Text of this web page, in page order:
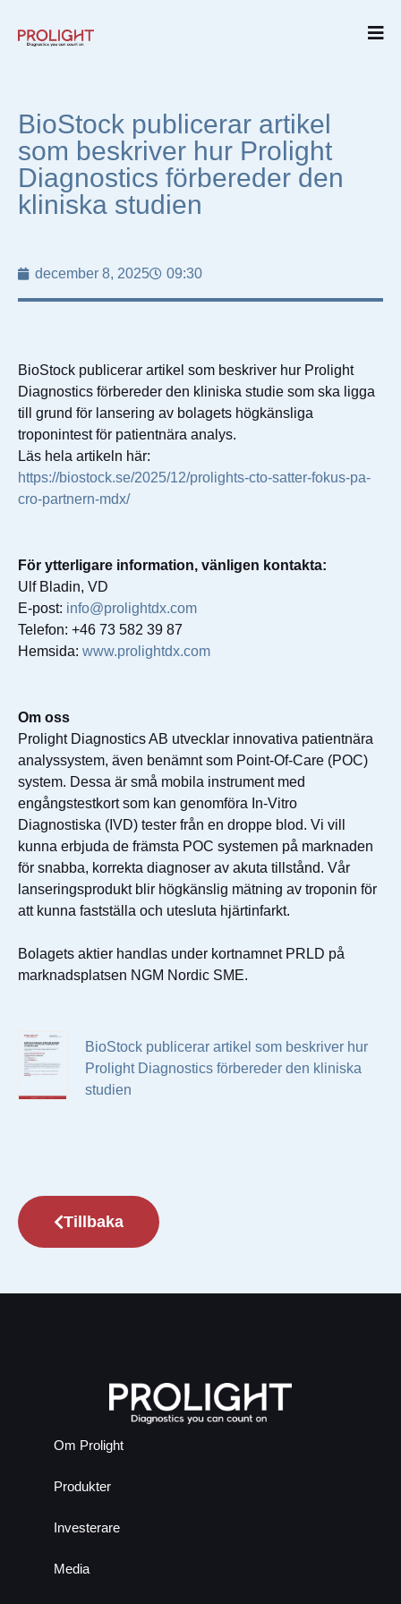
BioStock publicerar artikel
som beskriver hur Prolight
Diagnostics förbereder den
kliniska studien
december 8, 2025 09:30
BioStock publicerar artikel som beskriver hur Prolight
Diagnostics förbereder den kliniska studie som ska ligga
till grund för lansering av bolagets högkänsliga
troponintest för patientnära analys.
Läs hela artikeln här:
https://biostock.se/2025/12/prolights-cto-satter-fokus-pa-
cro-partnern-mdx/
För ytterligare information, vänligen kontakta:
Ulf Bladin, VD
E-post: info@prolightdx.com
Telefon: +46 73 582 39 87
Hemsida: www.prolightdx.com
Om oss
Prolight Diagnostics AB utvecklar innovativa patientnära
analyssystem, även benämnt som Point-Of-Care (POC)
system. Dessa är små mobila instrument med
engångstestkort som kan genomföra In-Vitro
Diagnostiska (IVD) tester från en droppe blod. Vi vill
kunna erbjuda de främsta POC systemen på marknaden
för snabba, korrekta diagnoser av akuta tillstånd. Vår
lanseringsprodukt blir högkänslig mätning av troponin för
att kunna fastställa och utesluta hjärtinfarkt.
Bolagets aktier handlas under kortnamnet PRLD på
marknadsplatsen NGM Nordic SME.
BioStock publicerar artikel som beskriver hur
Prolight Diagnostics förbereder den kliniska
studien
Tillbaka
Om Prolight
Produkter
Investerare
Media